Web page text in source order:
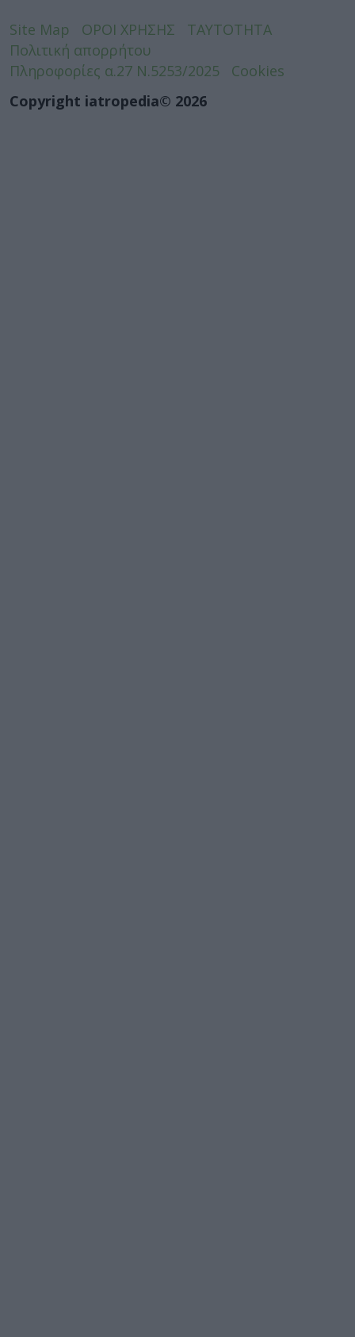
Site Map ΟΡΟΙ ΧΡΗΣΗΣ
ΤΑΥΤΟΤΗΤΑ
Πολιτική απορρήτου
Πληροφορίες α.27 Ν.5253/2025
Cookies
Copyright iatropedia© 2026